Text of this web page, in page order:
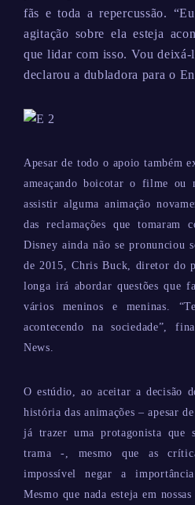
fãs e toda a repercussão.
agitação sobre ela esteja
que lidar com isso. Vou deixá-
declarou a dubladora para o
Apesar de todo o apoio também
ameaçando boicotar o filme ou
assistir alguma animação
das reclamações que tomaram
Disney ainda não se pronunciou
de 2015, Chris Buck, diretor do
longa irá abordar questões que
vários meninos e meninas.
acontecendo na sociedade”,
News.
O estúdio, ao aceitar a decisão
história das animações – apesar
já trazer uma protagonista que
trama -, mesmo que as
impossível negar a
Mesmo que nada esteja em